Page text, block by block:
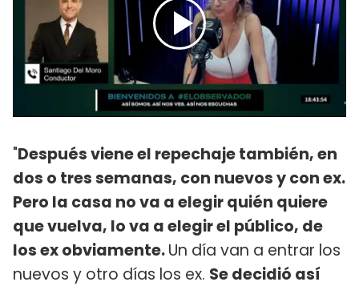
"Después viene el repechaje también, en
dos o tres semanas, con nuevos y con ex.
Pero la casa no va a elegir quién quiere
que vuelva, lo va a elegir el público, de
los ex obviamente.Un día van a entrar los
nuevos y otro días los ex. Se decidió así